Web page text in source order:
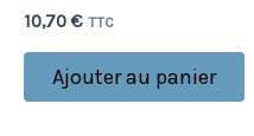
10,70 € TTC
Ajouter au panier